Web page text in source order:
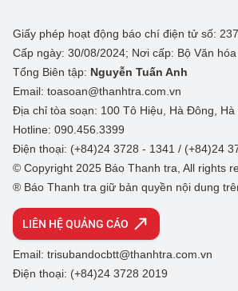
Giấy phép hoạt động báo chí điện tử số:
Cấp ngày: 30/08/2024; Nơi cấp: Bộ Văn
Tổng Biên tập: Nguyễn Tuấn Anh
Email: toasoan@thanhtra.com.vn
Địa chỉ tòa soạn: 100 Tô Hiệu, Hà Đông, Hà
Hotline: 090.456.3399
Điện thoại: (+84)24 3728 - 1341 / (+84)24
© Copyright 2025 Báo Thanh tra, All rights
® Báo Thanh tra giữ bản quyền nội dung
LIÊN HỆ QUẢNG CÁO
Email: trisubandocbtt@thanhtra.com.vn
Điện thoại: (+84)24 3728 2019